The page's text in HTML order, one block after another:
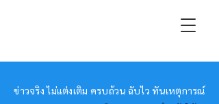
หมอข่าว
ข่าวจริง ไม่แต่งเติม ครบถ้วน ฉับไว ทันเหตุการณ์